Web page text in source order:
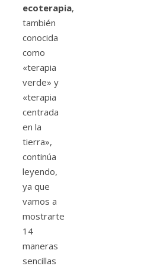
ecoterapia,
también
conocida
como
«terapia
verde» y
«terapia
centrada
en la
tierra»,
continúa
leyendo,
ya que
vamos a
mostrarte
14
maneras
sencillas